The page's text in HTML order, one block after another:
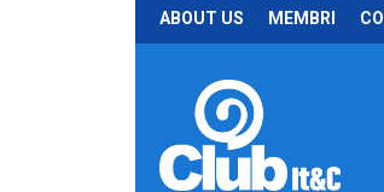
ABOUT US MEMBRI